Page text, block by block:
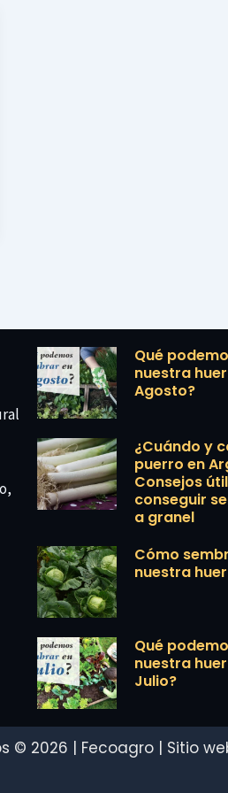
Qué
nuestra
Agosto?
¿Cuándo y
puerro en
Consejos
conseguir
a granel
Cómo
nuestra
Qué
nuestra
Julio?
© 2026 | Fecoagro | Sitio